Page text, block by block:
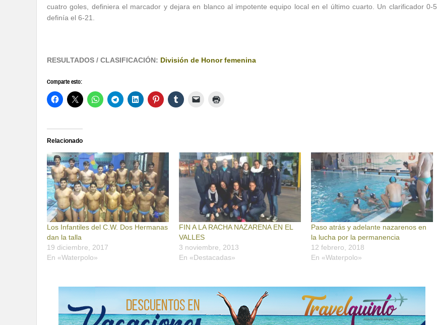
cuatro goles, definiera el marcador y dejara en blanco al impotente equipo local en el último cuarto. Un clarificador 0-5
definía el 6-21.
RESULTADOS / CLASIFICACIÓN: División de Honor femenina
Comparte esto:
Relacionado
Los Infantiles del C.W. Dos Hermanas
dan la talla
19 diciembre, 2017
En «Waterpolo»
FIN A LA RACHA NAZARENA EN EL
VALLES
3 noviembre, 2013
En «Destacadas»
Paso atrás y adelante nazarenos en
la lucha por la permanencia
12 febrero, 2018
En «Waterpolo»